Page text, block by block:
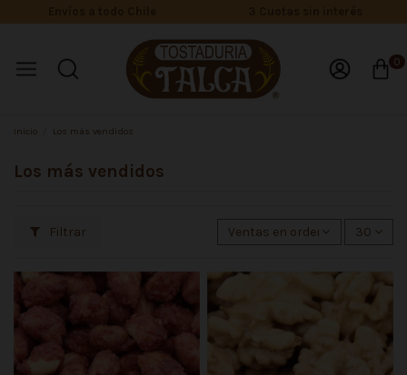
0
Inicio Los más vendidos
Los más vendidos
Filtrar Ventas en orden decreciente
30